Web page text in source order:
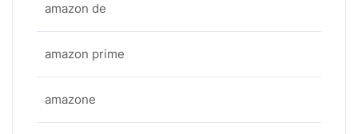
amazon de
amazon prime
amazone